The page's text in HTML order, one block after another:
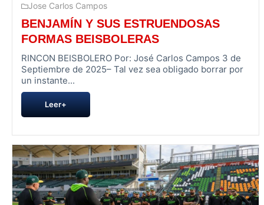
Jose Carlos Campos
BENJAMÍN Y SUS ESTRUENDOSAS
FORMAS BEISBOLERAS
RINCON BEISBOLERO Por: José Carlos Campos 3 de
Septiembre de 2025– Tal vez sea obligado borrar por
un instante...
Leer+